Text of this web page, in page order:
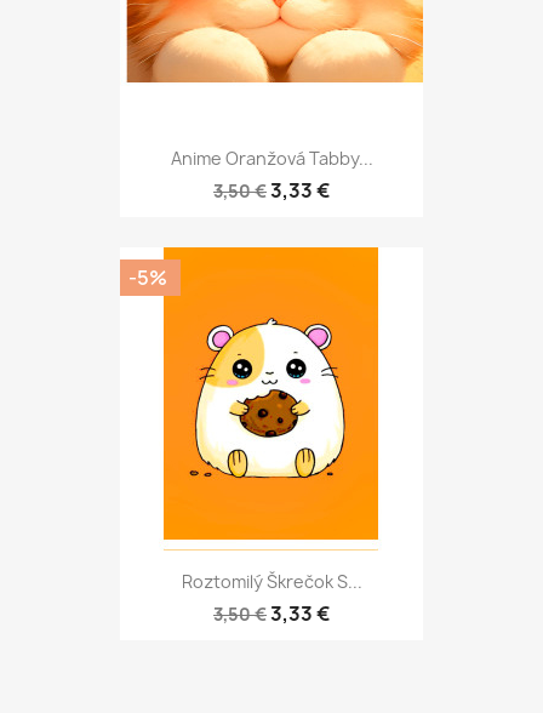
Anime Oranžová Tabby...
3,50 €3,33 €
Roztomilý Škrečok S...
3,50 €3,33 €
-5%